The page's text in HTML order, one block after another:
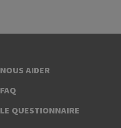
NOUS AIDER
FAQ
LE QUESTIONNAIRE